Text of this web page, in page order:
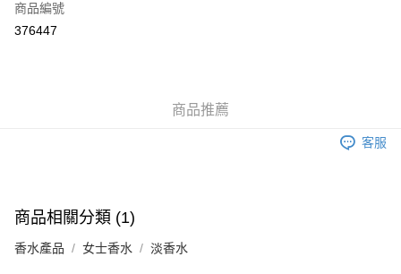
Apple Pay
付款後門市自取，訂單確認後2-4個工作天到店，7天內取。逾期後
商品編號
376447
商品推薦
客服
商品相關分類 (1)
香水產品 女士香水 淡香水